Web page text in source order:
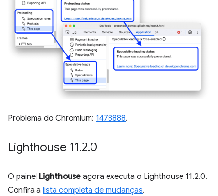
Problema do Chromium: 1478888.
Lighthouse 11.2.0
O painel Lighthouse agora executa o Lighthouse 11.2.0.
Confira a lista completa de mudanças.